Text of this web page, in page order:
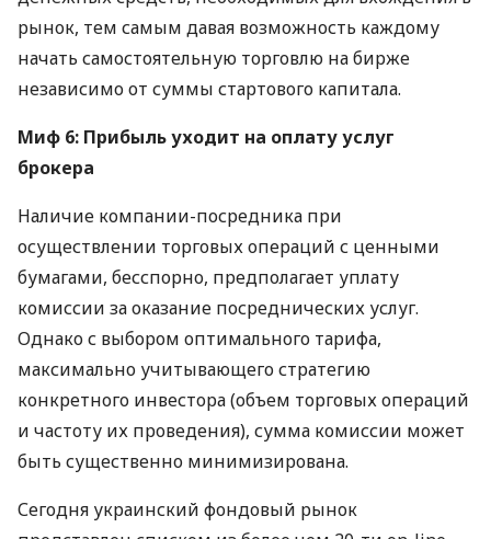
рынок, тем самым давая возможность каждому
начать самостоятельную торговлю на бирже
независимо от суммы стартового капитала.
Миф 6: Прибыль уходит на оплату услуг
брокера
Наличие компании-посредника при
осуществлении торговых операций с ценными
бумагами, бесспорно, предполагает уплату
комиссии за оказание посреднических услуг.
Однако с выбором оптимального тарифа,
максимально учитывающего стратегию
конкретного инвестора (объем торговых операций
и частоту их проведения), сумма комиссии может
быть существенно минимизирована.
Сегодня украинский фондовый рынок